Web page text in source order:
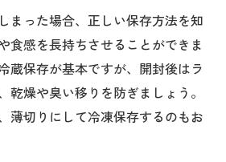
まった場合、正しい保存方法を知
食感を長持ちさせることができま
蔵保存が基本ですが、開封後はラ
乾燥や臭い移りを防ぎましょう。
薄切りにして冷凍保存するのもお